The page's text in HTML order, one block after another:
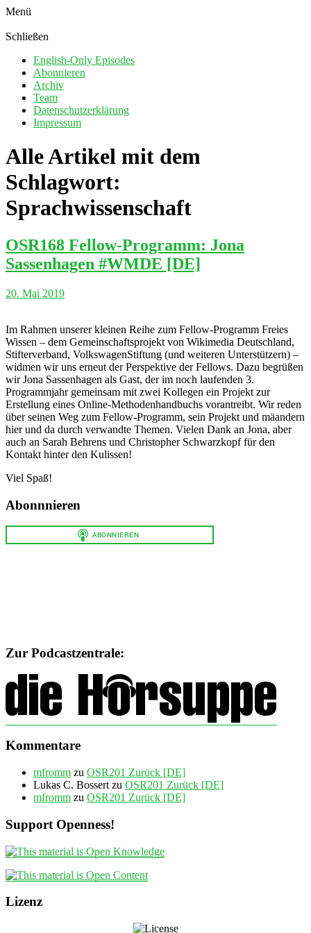
Menü
Schließen
English-Only Episodes
Abonnieren
Archiv
Team
Datenschutzerklärung
Impressum
Alle Artikel mit dem
Schlagwort:
Sprachwissenschaft
OSR168 Fellow-Programm: Jona
Sassenhagen #WMDE [DE]
20. Mai 2019
Im Rahmen unserer kleinen Reihe zum Fellow-Programm Freies
Wissen – dem Gemeinschaftsprojekt von Wikimedia Deutschland,
Stifterverband, VolkswagenStiftung (und weiteren Unterstützern) –
widmen wir uns erneut der Perspektive der Fellows. Dazu begrüßen
wir Jona Sassenhagen als Gast, der im noch laufenden 3.
Programmjahr gemeinsam mit zwei Kollegen ein Projekt zur
Erstellung eines Online-Methodenhandbuchs vorantreibt. Wir reden
über seinen Weg zum Fellow-Programm, sein Projekt und mäandern
hier und da durch verwandte Themen. Vielen Dank an Jona, aber
auch an Sarah Behrens und Christopher Schwarzkopf für den
Kontakt hinter den Kulissen!
Viel Spaß!
Abonnnieren
Zur Podcastzentrale:
Kommentare
mfromm zu OSR201 Zurück [DE]
Lukas C. Bossert zu OSR201 Zurück [DE]
mfromm zu OSR201 Zurück [DE]
Support Openness!
Lizenz